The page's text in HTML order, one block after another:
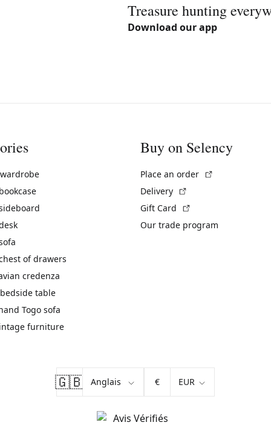
Treasure hunting
Download our app
of drawers
credenza
table
Togo sofa
furniture
Buy on Selency
Place an order
Delivery
Gift Card
Our trade program
🇬🇧 €